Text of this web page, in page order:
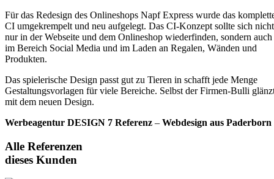
Für das Redesign des Onlineshops Napf Express wurde das
CI umgekrempelt und neu aufgelegt. Das CI-Konzept sollte sich nicht
nur in der Webseite und dem Onlineshop wiederfinden, sondern auch
im Bereich Social Media und im Laden an Regalen, Wänden und
Produkten.
Das spielerische Design passt gut zu Tieren in schafft jede Menge
Gestaltungsvorlagen für viele Bereiche. Selbst der Firmen-Bulli
mit dem neuen Design.
Werbeagentur DESIGN 7 Referenz – Webdesign aus Paderborn
Alle Referenzen
dieses Kunden